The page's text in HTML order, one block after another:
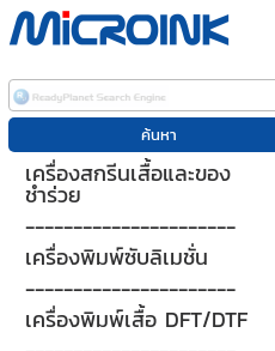
เครื่องสกรีนเสื้อและของ
ชำร่วย
----------------------
เครื่องพิมพ์ซับลิเมชั่น
----------------------
เครื่องพิมพ์เสื้อ DFT/DTF